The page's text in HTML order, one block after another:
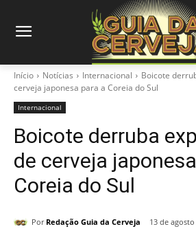
Início Notícias Internacional
Boicote
cerveja japonesa para a Coreia do Sul
Internacional
Boicote derruba
de cerveja
Coreia do Sul
Por Redação Guia da Cerveja 13 de